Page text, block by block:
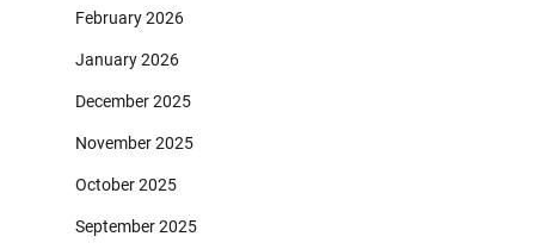
February 2026
January 2026
December 2025
November 2025
October 2025
September 2025